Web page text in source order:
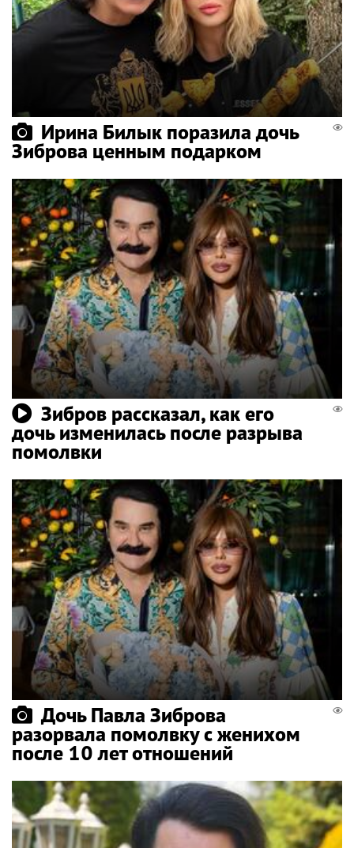
Ирина Билык поразила дочь
Зиброва ценным подарком
Зибров рассказал, как его
дочь изменилась после разрыва
помолвки
Дочь Павла Зиброва
разорвала помолвку с женихом
после 10 лет отношений